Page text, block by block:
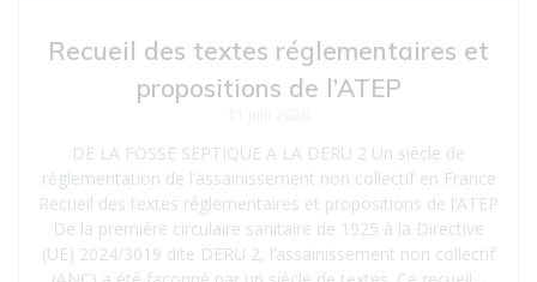
Recueil des textes réglementaires et
propositions de l’ATEP
DE LA FOSSE SEPTIQUE A LA DERU 2 Un siècle de
réglementation de l’assainissement non collectif en France
Recueil des textes réglementaires et propositions de l’ATEP
De la première circulaire sanitaire de 1925 à la Directive
(UE) 2024/3019 dite DERU 2, l’assainissement non collectif